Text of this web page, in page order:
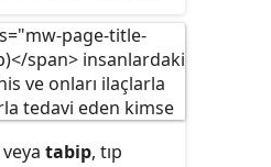
gerekli bilgileri
veya tabip, tıp